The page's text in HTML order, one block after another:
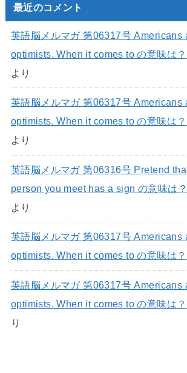
最近のコメント
英語脳メルマガ 第06317号 Americans
optimists. When it comes to の意味は？
より
英語脳メルマガ 第06317号 Americans
optimists. When it comes to の意味は？
より
英語脳メルマガ 第06316号 Pretend
person you meet has a sign の意味は？
より
英語脳メルマガ 第06317号 Americans
optimists. When it comes to の意味は？
英語脳メルマガ 第06317号 Americans
optimists. When it comes to の意味は？
り